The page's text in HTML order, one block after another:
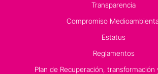
Transparencia
Compromiso
Estatus
Reglamentos
Plan de Recuperación, transformación